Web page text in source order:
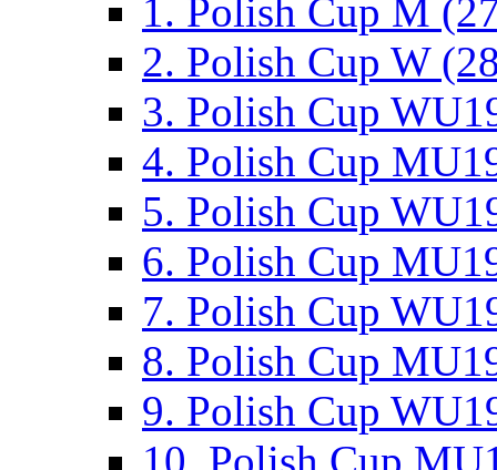
1. Polish Cup M
2. Polish Cup W
3. Polish Cup
4. Polish Cup
5. Polish Cup
6. Polish Cup
7. Polish Cup
8. Polish Cup
9. Polish Cup
10. Polish Cup